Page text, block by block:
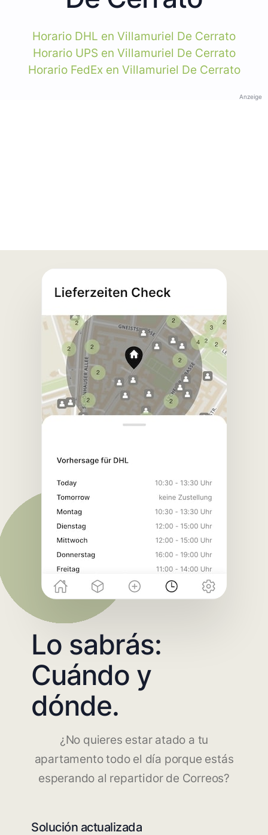
Horario DHL en Villamuriel De Cerrato
Horario UPS en Villamuriel De Cerrato
Horario FedEx en Villamuriel De Cerrato
Anzeige
Lo sabrás:
Cuándo y
dónde.
¿No quieres estar atado a tu
apartamento todo el día porque estás
esperando al repartidor de Correos?
Solución actualizada